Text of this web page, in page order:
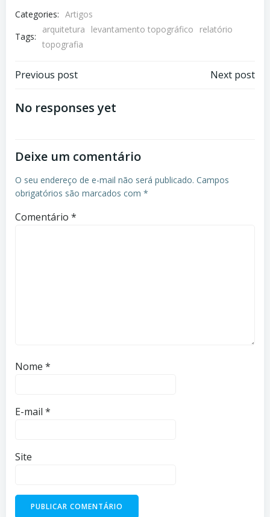
Categories: Artigos
Tags:
arquitetura levantamento topográfico
relatório
topografia
Post
navigation
Previous post Next post
No responses yet
Deixe um comentário
O seu endereço de e-mail não será publicado. Campos
obrigatórios são marcados com *
Comentário *
Nome *
E-mail *
Site